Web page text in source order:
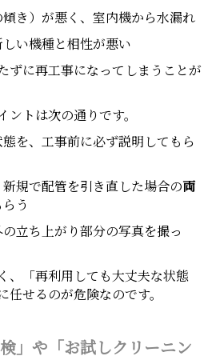
傾き）が悪く、室内機から水漏れ
い機種と相性が悪い
ずに再工事になってしまうことが
ントは次の通りです。
を、工事前に必ず説明してもら
規で配管を引き直した場合の両
う
立ち上がり部分の写真を撮っ
、「再利用しても大丈夫な状態
任せるのが危険なのです。
」や「お試しクリーニン